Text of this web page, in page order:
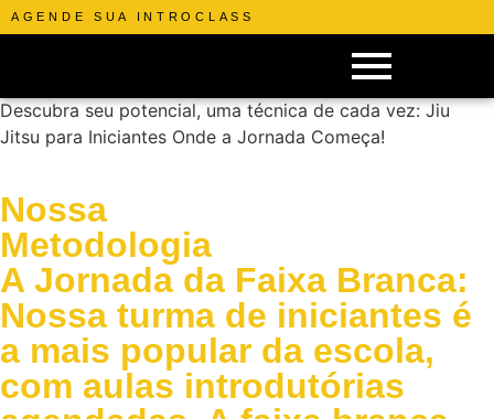
AGENDE SUA INTROCLASS
Jiu Jitsu para
Descubra seu potencial, uma técnica de cada vez: Jiu
Jitsu para Iniciantes Onde a Jornada Começa!
Nossa
Metodologia
A Jornada da Faixa Branca:
Nossa turma de iniciantes é
a mais popular da escola,
com aulas introdutórias